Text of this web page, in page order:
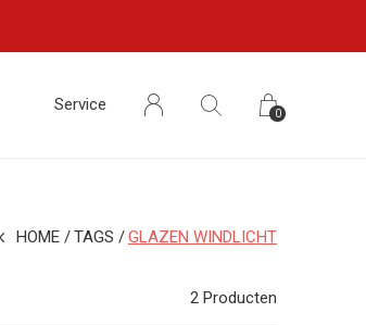
Service 0
HOME TAGS GLAZEN WINDLICHT
2 Producten